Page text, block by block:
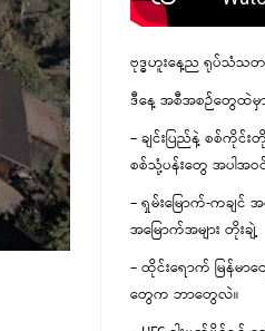
ဗုဒ္ဓဟူးနေ့ည ရုပ်သံသတ
ဒီနေ့ အစီအစဉ်တွေထဲမှ
– ချင်းပြည်နဲ့ စစ်ကိုင်
စစ်သုံ့ပန်းတွေ အပါအ
– ရှမ်းမြောက်-ကချ
အမြောက်အများ တိုးချဲ့
– ထိုင်းရောက် မြန်
တွေက ဘာတွေလဲ။